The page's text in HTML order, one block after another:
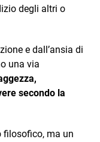
degli altri o
e dall’ansia di
una via
secondo la
filosofico, ma un